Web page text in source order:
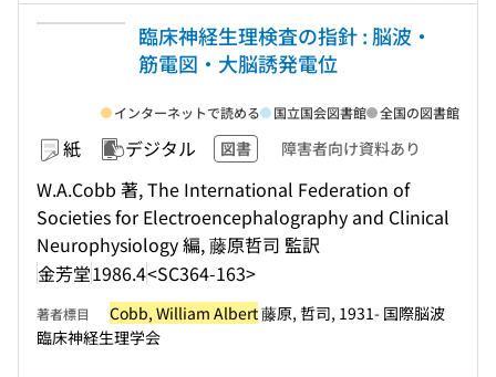
臨床神経生理検査の指針 : 脳波・
筋電図・大脳誘発電位
紙 デジタル 図書 障害者向け資料あり
W.A.Cobb 著, The International Federation of
Societies for Electroencephalography and Clinical
Neurophysiology 編, 藤原哲司 監訳
金芳堂1986.4<SC364-163>
インターネットで読める 国立国会図書館 全国の図書館
著者標目 Cobb, William Albert藤原, 哲司, 1931- 国際脳波
臨床神経生理学会